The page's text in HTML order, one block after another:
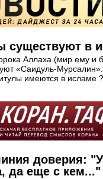
существуют в
Аллаха (мир ему и
«Саидуль-Мурсалин».
имеются в исламе ?
доверия:
да еще с кем..."